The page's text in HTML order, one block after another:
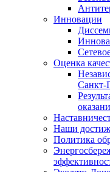
Инновации
Оценка
Санкт-
Наши
Политика